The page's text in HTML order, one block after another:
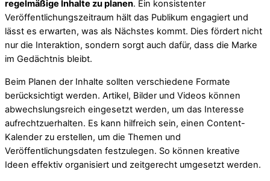
regelmäßige Inhalte zu planen. Ein konsistenter
Veröffentlichungszeitraum hält das Publikum engagiert und
lässt es erwarten, was als Nächstes kommt. Dies fördert nicht
nur die Interaktion, sondern sorgt auch dafür, dass die Marke
im Gedächtnis bleibt.
Beim Planen der Inhalte sollten verschiedene Formate
berücksichtigt werden. Artikel, Bilder und Videos können
abwechslungsreich eingesetzt werden, um das Interesse
aufrechtzuerhalten. Es kann hilfreich sein, einen Content-
Kalender zu erstellen, um die Themen und
Veröffentlichungsdaten festzulegen. So können kreative
Ideen effektiv organisiert und zeitgerecht umgesetzt werden.